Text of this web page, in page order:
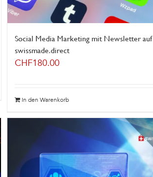
Social Media Marketing mit Newsletter auf
swissmade.direct
CHF180.00
In den Warenkorb